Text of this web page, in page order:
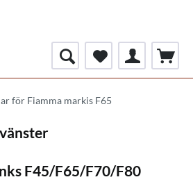
för Fiamma markis F65
F45/F65/F70/F80